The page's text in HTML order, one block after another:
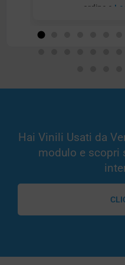
ordine e
Hai Vinili Usati da
modulo e scopri